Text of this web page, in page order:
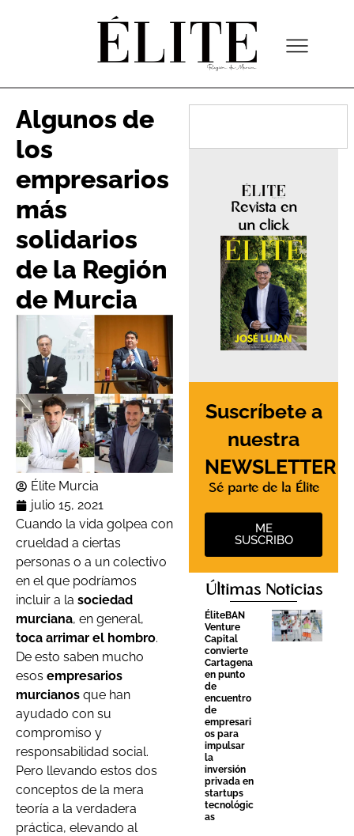
Algunos de
los
empresarios
más
solidarios
de la Región
de Murcia
Élite Murcia
julio 15, 2021
Cuando la vida golpea con
crueldad a ciertas
personas o a un colectivo
en el que podríamos
incluir a la sociedad
murciana, en general,
toca arrimar el hombro.
De esto saben mucho
esos empresarios
murcianos que han
ayudado con su
compromiso y
responsabilidad social.
Pero llevando estos dos
conceptos de la mera
teoría a la verdadera
práctica, elevando al
Revista en
un click
Suscríbete a
nuestra
NEWSLETTER
Sé parte de la Élite
ME
SUSCRIBO
Últimas Noticias
ÉliteBAN
Venture
Capital
convierte
Cartagena
en punto
de
encuentro
de
empresari
os para
impulsar
la
inversión
privada en
startups
tecnológic
as